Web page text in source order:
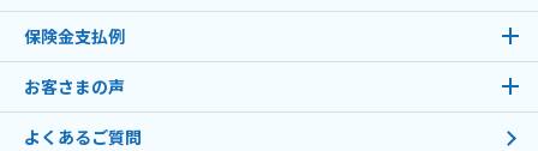
保険金支払例
お客さまの声
よくあるご質問